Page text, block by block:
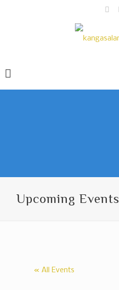
Upcoming Events
« All Events